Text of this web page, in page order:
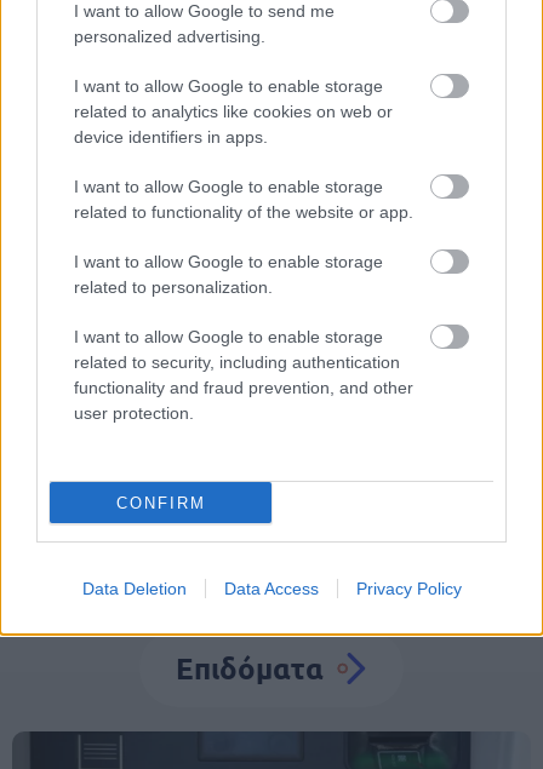
I want to allow Google to send me
personalized advertising.
I want to allow Google to enable storage
related to analytics like cookies on web or
device identifiers in apps.
I want to allow Google to enable storage
related to functionality of the website or app.
I want to allow Google to enable storage
related to personalization.
I want to allow Google to enable storage
related to security, including authentication
functionality and fraud prevention, and other
user protection.
CONFIRM
Data Deletion Data Access Privacy Policy
ΑΣΕΠ: Δύο νέοι γραπτοί διαγωνισμοί
Μουσείο Ηρακλείου χωρίς πτυχίο -
Τράπεζες ΕΦΚΑ
Επιδόματα